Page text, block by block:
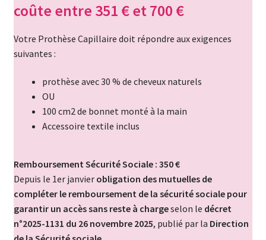
coûte entre 351 € et 700 €
Votre Prothèse Capillaire doit répondre aux exigences
suivantes :
prothèse avec 30 % de cheveux naturels
OU
100 cm2 de bonnet monté à la main
Accessoire textile inclus
Remboursement Sécurité Sociale : 350 €
Depuis le 1er janvier obligation des mutuelles de
compléter le remboursement de la sécurité sociale pour
garantir un accès sans reste à chargeselon le décret
n°2025-1131 du 26 novembre 2025, publié par la Direction